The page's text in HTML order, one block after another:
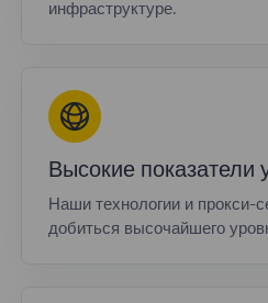
инфраструктуре.
Высокие показатели
Наши технологии и прокси-
добиться высочайшего